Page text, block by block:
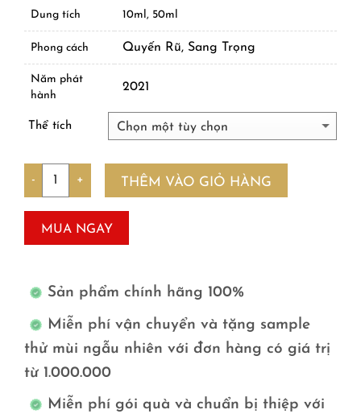
Dung tích 10ml, 50ml
Phong cách Quyến Rũ, Sang Trọng
Năm phát
hành
2021
Thể tích
Số lượng
THÊM VÀO GIỎ HÀNG
MUA NGAY
Sản phẩm chính hãng 100%
Miễn phí vận chuyển và tặng sample
thử mùi ngẫu nhiên với đơn hàng có giá trị
từ 1.000.000
Miễn phí gói quà và chuẩn bị thiệp với